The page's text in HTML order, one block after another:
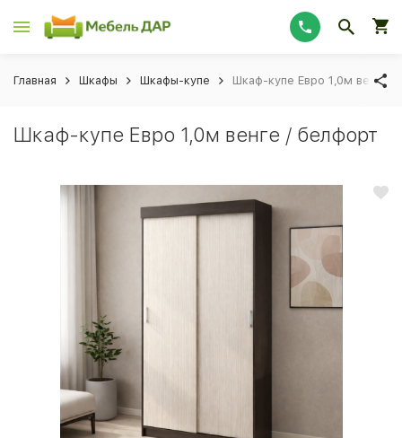
Главная Шкафы Шкафы-купе Шкаф-купе Евро 1,0м венге /
Шкаф-купе Евро 1,0м венге / белфорт